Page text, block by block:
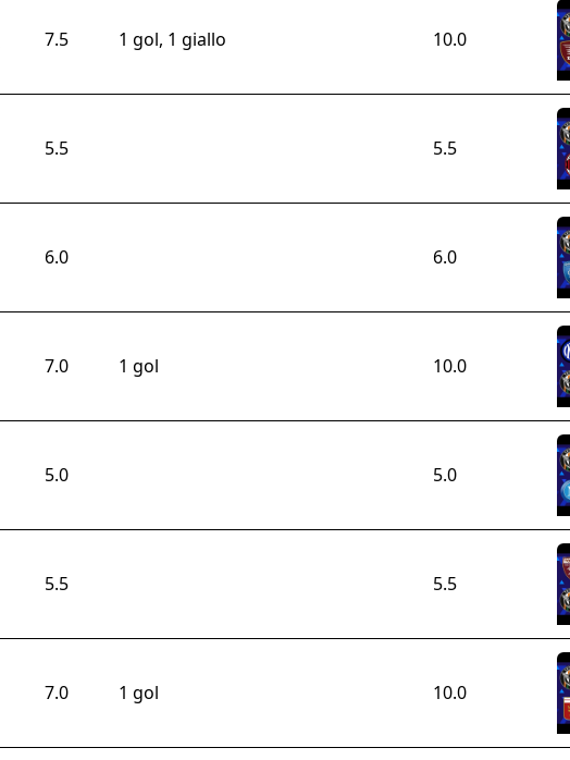
7.5 1 gol, 1 giallo 10.0
5.5 5.5
6.0 6.0
7.0 1 gol 10.0
5.0 5.0
5.5 5.5
7.0 1 gol 10.0